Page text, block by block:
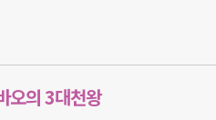
오의 3대천왕